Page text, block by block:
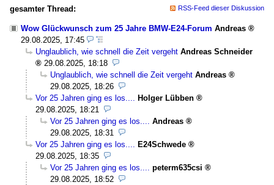
gesamter Thread: RSS-Feed dieser Diskussion
Wow Glückwunsch zum 25 Jahre BMW-E24-Forum Andreas
29.08.2025, 17:45
Unglaublich, wie schnell die Zeit vergeht Andreas Schneider
29.08.2025, 18:18
Unglaublich, wie schnell die Zeit vergeht Andreas
29.08.2025, 18:26
Vor 25 Jahren ging es los....
Holger Lübben
29.08.2025, 18:21
Vor 25 Jahren ging es los....
Andreas
29.08.2025, 18:31
Vor 25 Jahren ging es los....
E24Schwede
29.08.2025, 18:35
Vor 25 Jahren ging es los....
peterm635csi
29.08.2025, 18:52